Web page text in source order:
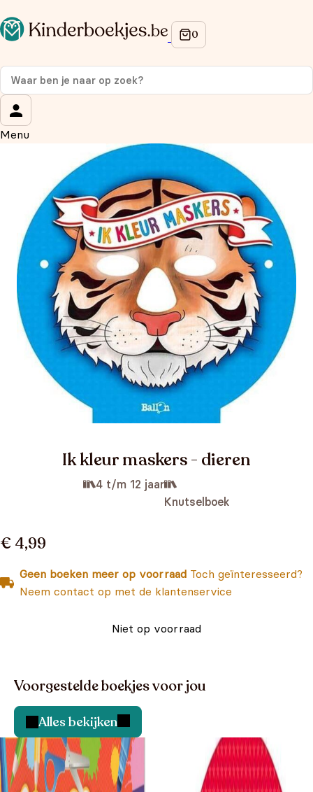
Menu
Ik kleur maskers - dieren
4 t/m 12 jaar
Knutselboek
€ 4,99
Geen boeken meer op voorraad Toch geïnteresseerd?
Neem contact op met de klantenservice
Niet op voorraad
Voorgestelde boekjes voor jou
Alles bekijken
Op de hoogte blijven van onze acties?
Meld je aan voor onze nieuwsbrief en ontvang
korting
Wat is je voornaam?
Wat is je e-mailadres?
Aanmelden
We gebruiken je gegevens om contact op te nemen, in
overeenstemming met ons privacybeleid.